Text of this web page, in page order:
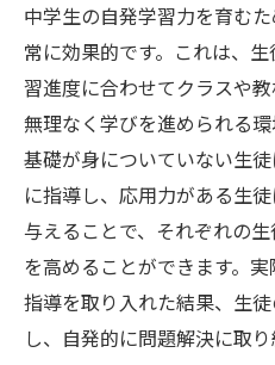
中学生の自発学習力を育む
常に効果的です。これは、
習進度に合わせてクラスや教
無理なく学びを進められる
基礎が身についていない生
に指導し、応用力がある生
与えることで、それぞれの
を高めることができます。
指導を取り入れた結果、生
し、自発的に問題解決に取